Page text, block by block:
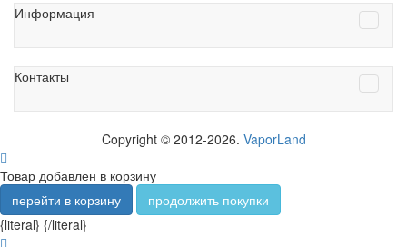
Информация
Контакты
Copyright © 2012-2026. VaporLand
Товар добавлен в корзину
перейти в корзину
продолжить покупки
{literal} {/literal}